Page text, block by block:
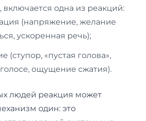
одна из реакций:
(напряжение, желание
ускоренная речь);
(ступор, «пустая голова»,
ощущение сжатия).
людей реакция может
один: это